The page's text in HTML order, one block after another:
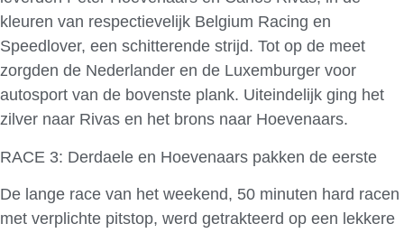
kleuren van respectievelijk Belgium Racing en
Speedlover, een schitterende strijd. Tot op de meet
zorgden de Nederlander en de Luxemburger voor
autosport van de bovenste plank. Uiteindelijk ging het
zilver naar Rivas en het brons naar Hoevenaars.
RACE 3: Derdaele en Hoevenaars pakken de eerste
De lange race van het weekend, 50 minuten hard racen
met verplichte pitstop, werd getrakteerd op een lekkere